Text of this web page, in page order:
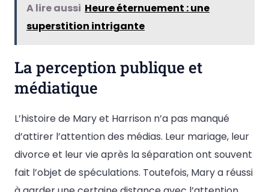
A lire aussi Heure éternuement : une
superstition intrigante
La perception publique et
médiatique
L’histoire de Mary et Harrison n’a pas manqué
d’attirer l’attention des médias. Leur mariage, leur
divorce et leur vie après la séparation ont souvent
fait l’objet de spéculations. Toutefois, Mary a réussi